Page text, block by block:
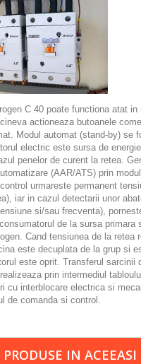
C 40 poate functiona atat in
actioneaza butoanele
Modul automat (stand-by) se
electric este sursa de
penelor de curent la retea.
(AAR/ATS) prin
urmareste permanent
iar in cazul detectarii unor
si/sau frecventa),
de la sursa primara
Cand tensiunea de la retea
este decuplata de la grup si
este oprit. Transferul sarcinii
prin intermediul
cu interblocare electrica si
de comanda si control.
IN ACEEASI